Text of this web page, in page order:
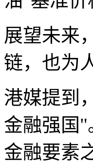
展望未来
链，也为
港媒提到
金融强国
金融要素